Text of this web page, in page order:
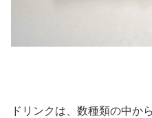
ドリンクは、数種類の中か